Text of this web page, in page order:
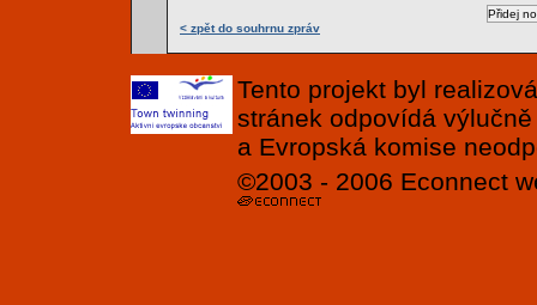
< zpět do souhrnu zpráv
Tento projekt byl
stránek odpovídá
a Evropská komise
©2003 - 2006 Econnect